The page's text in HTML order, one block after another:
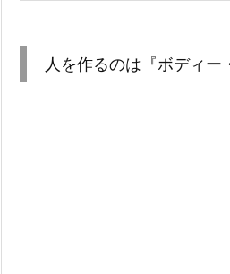
人を作るのは『ボディー